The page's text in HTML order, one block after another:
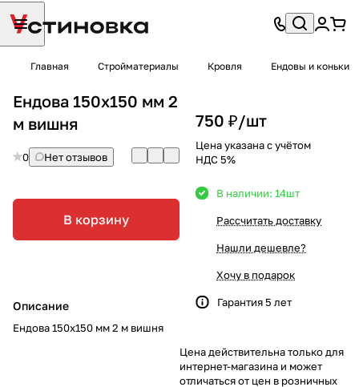
Главная Стройматериалы Кровля Ендовы и коньки
Ендова 150х150 мм 2
м вишня
0 Нет отзывов
В корзину
Описание
Ендова 150х150 мм 2 м вишня
750 ₽/шт
Цена указана с учётом
НДС 5%
В наличии: 14шт
Рассчитать доставку
Нашли дешевле?
Хочу в подарок
Гарантия 5 лет
Цена действительна только для
интернет-магазина и может
отличаться от цен в розничных